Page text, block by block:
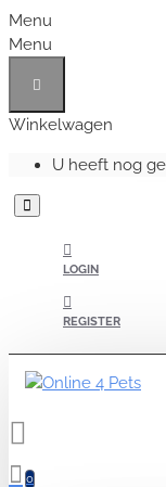
Menu
Menu
Winkelwagen
U heeft nog
LOGIN
REGISTER
0